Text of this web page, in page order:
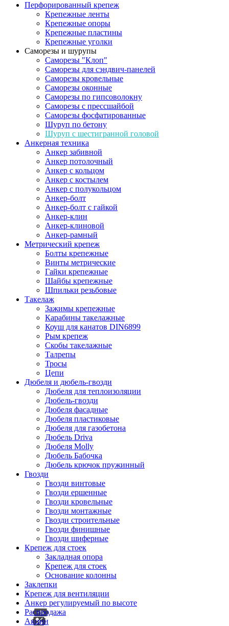
Перфорированный крепеж
Крепежные ленты
Крепежные опоры
Крепежные пластины
Крепежные уголки
Саморезы и шурупы
Саморезы "Клоп"
Саморезы для сэндвич-панелей
Саморезы кровельные
Саморезы оконные
Саморезы по гипсоволокну
Саморезы с прессшайбой
Саморезы фосфатированные
Шуруп по бетону
Шуруп с шестигранной головой
Анкерная техника
Анкер забивной
Анкер потолочный
Анкер с кольцом
Анкер с костылем
Анкер с полукольцом
Анкер-болт
Анкер-болт с гайкой
Анкер-клин
Анкер-клиновой
Анкер-рамный
Метрический крепеж
Болты крепежные
Винты метрические
Гайки крепежные
Шайбы крепежные
Шпильки резьбовые
Такелаж
Зажимы крепежные
Карабины такелажные
Коуш для канатов DIN6899
Рым крепеж
Скобы такелажные
Талрепы
Тросы
Цепи
Дюбеля и дюбель-гвозди
Дюбеля для теплоизоляции
Дюбель-гвозди
Дюбеля фасадные
Дюбеля пластиковые
Дюбеля для газобетона
Дюбель Driva
Дюбеля Molly
Дюбель Бабочка
Дюбель крючок пружинный
Гвозди
Гвозди винтовые
Гвозди ершенные
Гвозди кровельные
Гвозди монтажные
Гвозди строительные
Гвозди финишные
Гвозди шиферные
Крепеж для стоек
Закладная опора
Крепеж для стоек
Основание колонны
Заклепки
Крепеж для вентиляции
Анкер регулируемый по высоте
Распродажа
Акции